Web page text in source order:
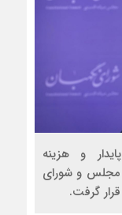
و هزینه
مجلس و شورای
گرفت.